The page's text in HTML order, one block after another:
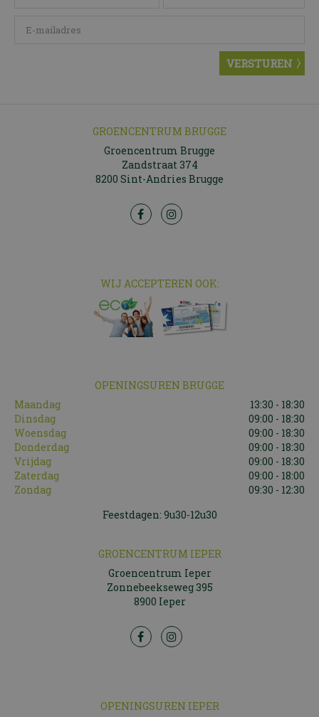
GROENCENTRUM BRUGGE
Groencentrum Brugge
Zandstraat 374
8200 Sint-Andries Brugge
WIJ ACCEPTEREN OOK:
OPENINGSUREN BRUGGE
Maandag
13:30 - 18:30
Dinsdag
09:00 - 18:30
Woensdag
09:00 - 18:30
Donderdag
09:00 - 18:30
Vrijdag
09:00 - 18:30
Zaterdag
09:00 - 18:00
Zondag
09:30 - 12:30
Feestdagen: 9u30-12u30
GROENCENTRUM IEPER
Groencentrum Ieper
Zonnebeekseweg 395
8900 Ieper
OPENINGSUREN IEPER